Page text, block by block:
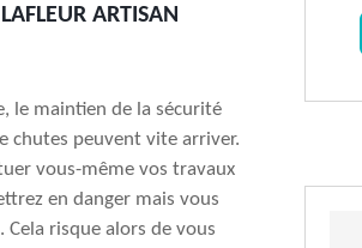
ARTISAN
le maintien de la sécurité
chutes peuvent vite arriver.
vous-même vos travaux
en danger mais vous
risque alors de vous